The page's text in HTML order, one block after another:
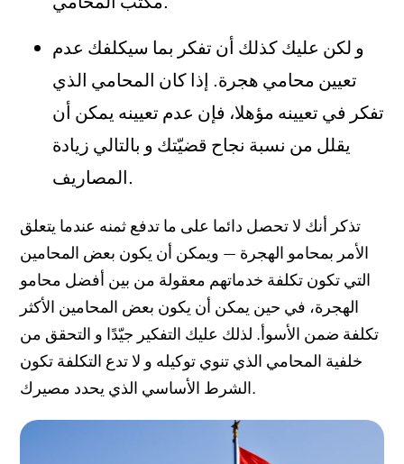
و لكن عليك كذلك أن تفكر بما سيكلفك عدم
تعيين محامي هجرة. إذا كان المحامي الذي
تفكر في تعيينه مؤهلا، فإن عدم تعيينه يمكن أن
يقلل من نسبة نجاح قضيّتك و بالتالي زيادة
المصاريف.
تذكر أنك لا تحصل دائما على ما تدفع ثمنه عندما يتعلق
الأمر بمحامو الهجرة — ويمكن أن يكون بعض المحامين
التي تكون تكلفة خدماتهم معقولة من بين أفضل محامو
الهجرة، في حين يمكن أن يكون بعض المحامين الأكثر
تكلفة ضمن الأسوأ. لذلك عليك التفكير جيّدًا و التحقق من
خلفية المحامي الذي تنوي توكيله و لا تدع التكلفة تكون
الشرط الأساسي الذي يحدد مصيرك.